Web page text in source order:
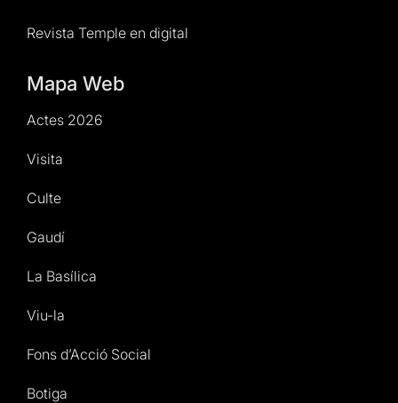
Revista Temple en digital
Mapa Web
Actes 2026
Visita
Culte
Gaudí
La Basílica
Viu-la
Fons d’Acció Social
Botiga